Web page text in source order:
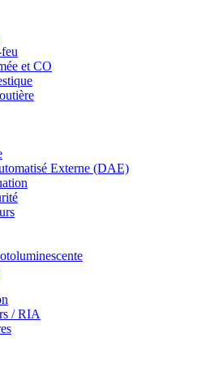
et CO
Externe (DAE)
/ RIA